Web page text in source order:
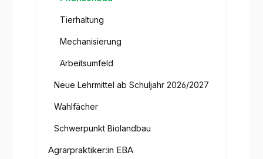
Tierhaltung
Mechanisierung
Arbeitsumfeld
Neue Lehrmittel ab Schuljahr 2026/2027
Wahlfächer
Schwerpunkt Biolandbau
Agrarpraktiker:in EBA